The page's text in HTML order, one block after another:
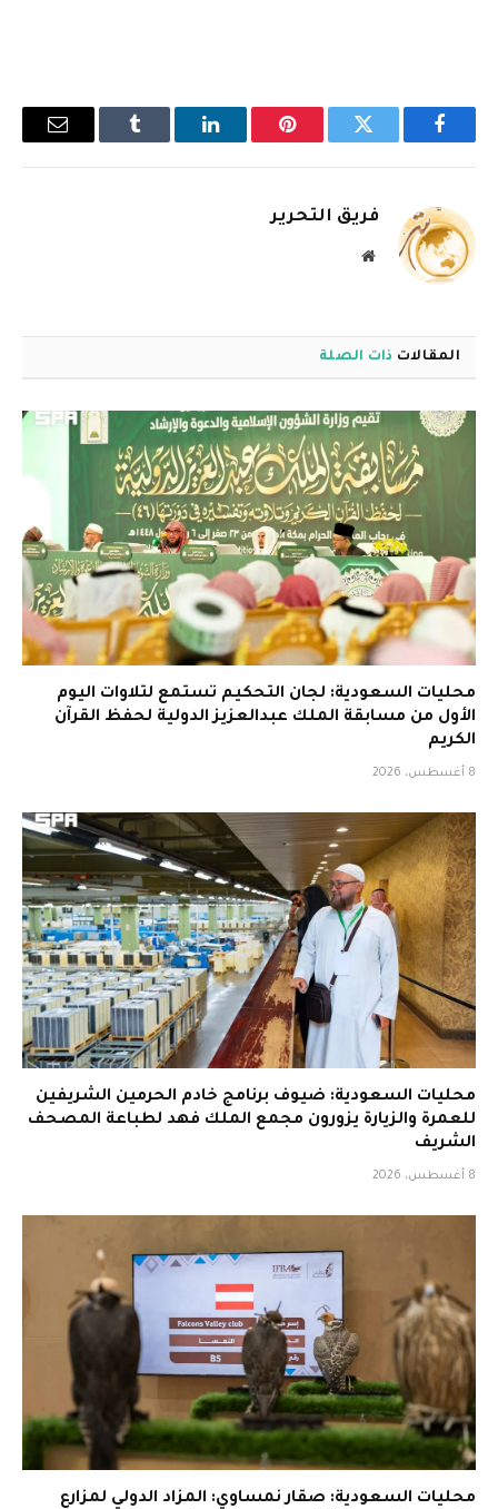
فيسبوك تويتر بينتيريستلينكدإن Tumblr
البريد
فريق التحرير
موقع
المقالات ذات الصلة
محليات السعودية: لجان التحكيم تستمع لتلاوات اليوم
الأول من مسابقة الملك عبدالعزيز الدولية لحفظ القرآن
الكريم
8 أغسطس، 2026
محليات السعودية: ضيوف برنامج خادم الحرمين الشريفين
للعمرة والزيارة يزورون مجمع الملك فهد لطباعة المصحف
الشريف
8 أغسطس، 2026
محليات السعودية: صقار نمساوي: المزاد الدولي لمزارع